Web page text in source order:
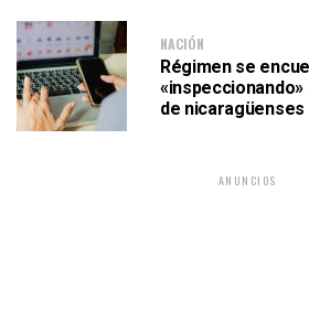
NACIÓN
Régimen se
de nicaragüenses
ANUNCIOS